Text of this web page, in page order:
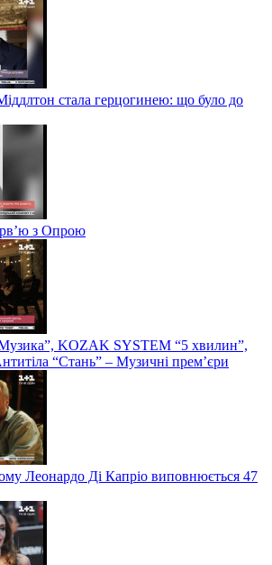
стала герцогинею: що було до
з Опрою
KOZAK SYSTEM “5 хвилин”,
“Стань” – Музичні прем’єри
Леонардо Ді Капріо виповнюється 47